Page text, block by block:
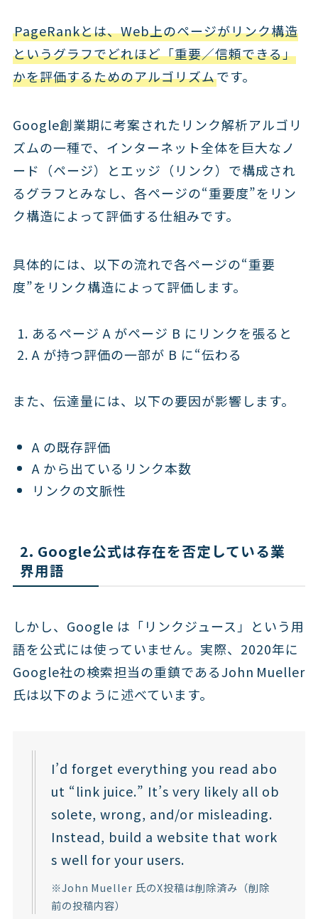
PageRankとは、Web上のページがリンク構造
というグラフでどれほど「重要／信頼できる」
かを評価するためのアルゴリズムです。
Google創業期に考案されたリンク解析アルゴリ
ズムの一種で、インターネット全体を巨大なノ
ード（ページ）とエッジ（リンク）で構成され
るグラフとみなし、各ページの“重要度”をリン
ク構造によって評価する仕組みです。
具体的には、以下の流れで各ページの“重要
度”をリンク構造によって評価します。
あるページ A がページ B にリンクを張ると
A が持つ評価の一部が B に“伝わる
また、伝達量には、以下の要因が影響します。
A の既存評価
A から出ているリンク本数
リンクの文脈性
2. Google公式は存在を否定している業
界用語
しかし、Google は「リンクジュース」という用
語を公式には使っていません。実際、2020年に
Google社の検索担当の重鎮であるJohn Mueller
氏は以下のように述べています。
I’d forget everything you read abo
ut “link juice.” It’s very likely all ob
solete, wrong, and/or misleading.
Instead, build a website that work
s well for your users.
※John Mueller 氏のX投稿は削除済み（削除
前の投稿内容）